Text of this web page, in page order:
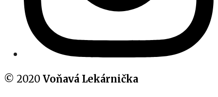
© 2020 Voňavá Lekárnička